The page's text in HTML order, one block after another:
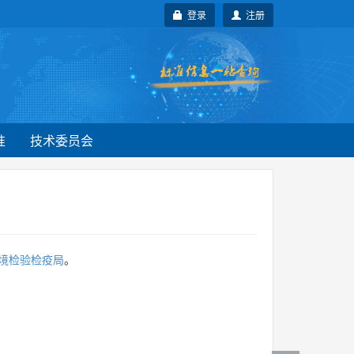
注册
登录
技术委员会
检验检疫局。